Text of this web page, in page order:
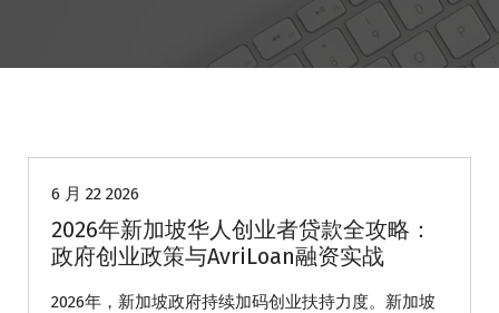
6 月 22 2026
2026年新加坡华人创业者贷款全攻略：
政府创业政策与AvriLoan融资实战
2026年，新加坡政府持续加码创业扶持力度。新加坡